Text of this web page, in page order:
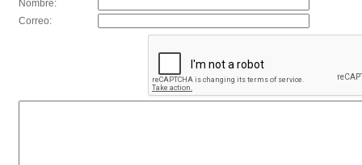
Nombre:
Correo: